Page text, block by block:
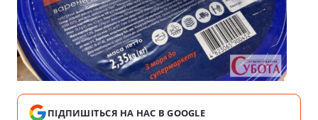
ПІДПИШІТЬСЯ НА НАС В GOOGLE